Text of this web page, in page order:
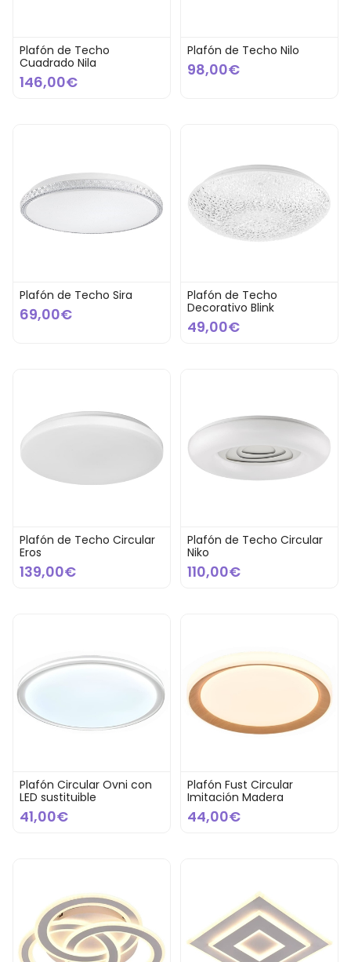
Plafón de Techo
Cuadrado Nila
146,00€
Plafón de Techo Nilo
98,00€
Plafón de Techo Sira
69,00€
Plafón de Techo
Decorativo Blink
49,00€
Plafón de Techo Circular
Eros
139,00€
Plafón de Techo Circular
Niko
110,00€
Plafón Circular Ovni con
LED sustituible
41,00€
Plafón Fust Circular
Imitación Madera
44,00€